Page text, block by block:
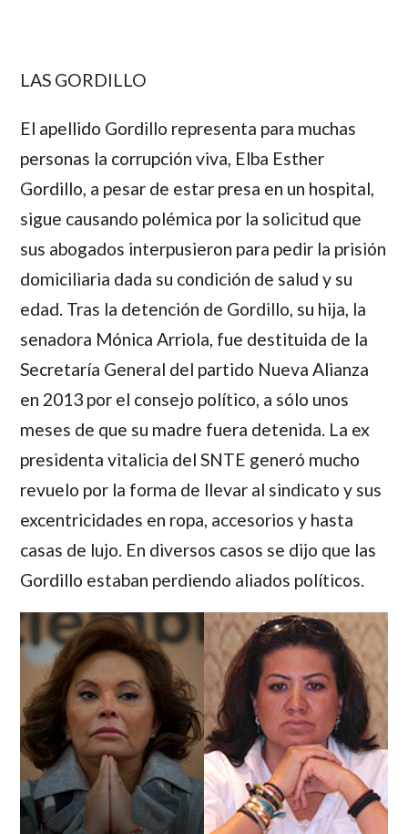
LAS GORDILLO
El apellido Gordillo representa para muchas
personas la corrupción viva, Elba Esther
Gordillo, a pesar de estar presa en un hospital,
sigue causando polémica por la solicitud que
sus abogados interpusieron para pedir la prisión
domiciliaria dada su condición de salud y su
edad. Tras la detención de Gordillo, su hija, la
senadora Mónica Arriola, fue destituida de la
Secretaría General del partido Nueva Alianza
en 2013 por el consejo político, a sólo unos
meses de que su madre fuera detenida. La ex
presidenta vitalicia del SNTE generó mucho
revuelo por la forma de llevar al sindicato y sus
excentricidades en ropa, accesorios y hasta
casas de lujo. En diversos casos se dijo que las
Gordillo estaban perdiendo aliados políticos.